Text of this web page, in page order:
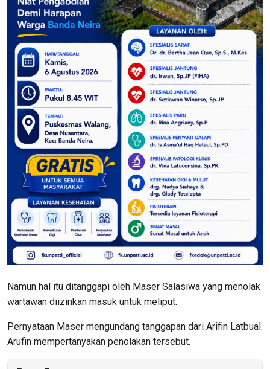
Namun hal itu ditanggapi oleh Maser Salasiwa yang menolak
wartawan diizinkan masuk untuk meliput.
Pernyataan Maser mengundang tanggapan dari Arifin Latbual.
Arufin mempertanyakan penolakan tersebut.